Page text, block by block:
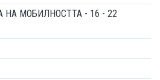
МОБИЛНОСТТА - 16 - 22